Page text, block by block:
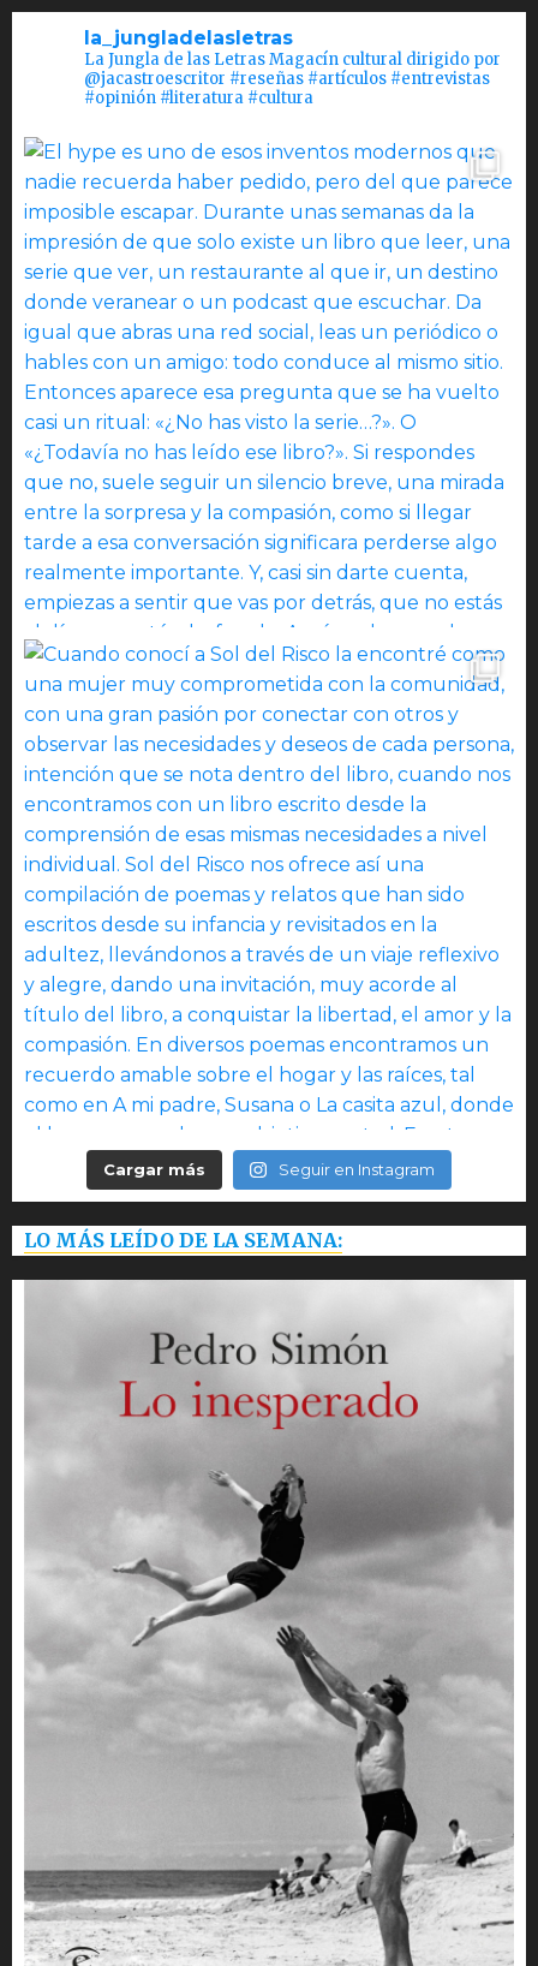
la_jungladelasletras
La Jungla de las Letras Magacín cultural dirigido por
@jacastroescritor #reseñas #artículos #entrevistas
#opinión #literatura #cultura
Cargar más Seguir en Instagram
LO MÁS LEÍDO DE LA SEMANA: